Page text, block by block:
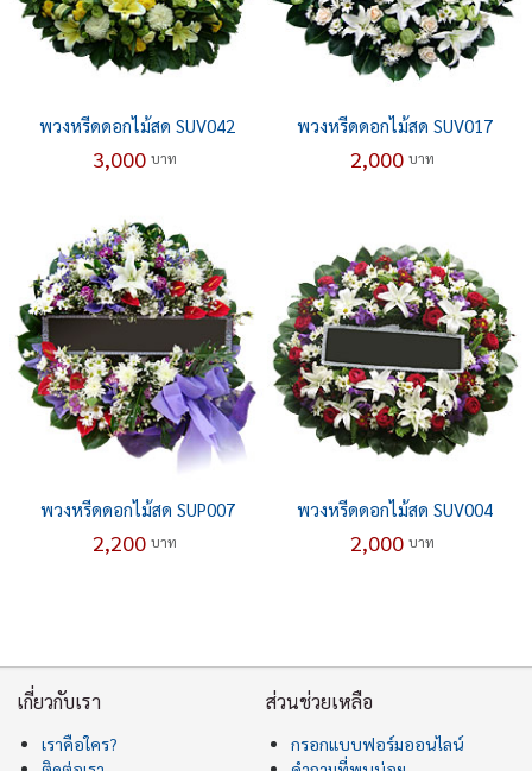
พวงหรีดดอกไม้สด SUV042
3,000 บาท
พวงหรีดดอกไม้สด SUV017
2,000 บาท
พวงหรีดดอกไม้สด SUP007
2,200 บาท
พวงหรีดดอกไม้สด SUV004
2,000 บาท
เกี่ยวกับเรา
เราคือใคร?
ส่วนช่วยเหลือ
กรอกแบบฟอร์มออนไลน์